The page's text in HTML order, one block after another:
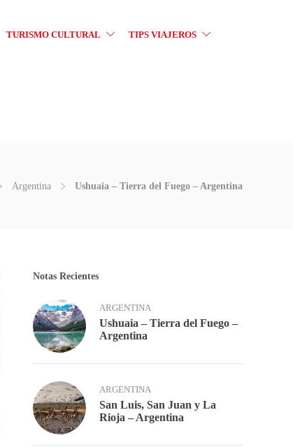
TURISMO CULTURAL TIPS VIAJEROS
Argentina Ushuaia – Tierra del Fuego – Argentina
Notas Recientes
ARGENTINA
Ushuaia – Tierra del Fuego –
Argentina
ARGENTINA
San Luis, San Juan y La
Rioja – Argentina